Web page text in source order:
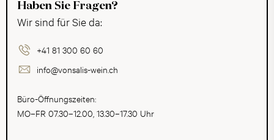
Haben Sie Fragen?
Wir sind für Sie da:
+41 81 300 60 60
info@vonsalis-wein.ch
Büro-Öffnungszeiten:
MO–FR 07.30–12.00, 13.30–17.30 Uhr